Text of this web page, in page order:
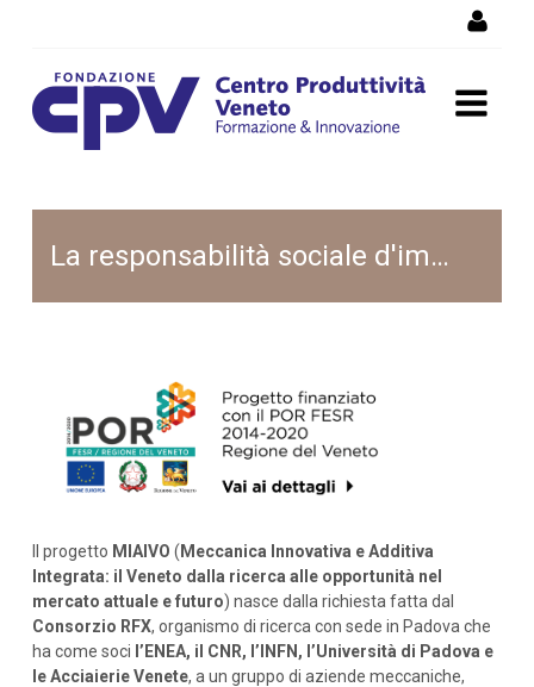
MIAIVO
La responsabilità sociale d'impresa
Il progetto MIAIVO ( Meccanica Innovativa e Additiva
Integrata: il Veneto dalla ricerca alle opportunità nel
mercato attuale e futuro) nasce dalla richiesta fatta dal
Consorzio RFX, organismo di ricerca con sede in Padova che
ha come soci l’ENEA, il CNR, l’INFN, l’Università di Padova e
le Acciaierie Venete, a un gruppo di aziende meccaniche,